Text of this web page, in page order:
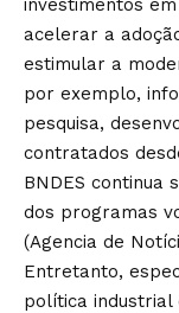
investimentos
acelerar a
estimular a
por exemplo,
pesquisa,
contratados
BNDES continua
dos programas
(Agencia de
Entretanto,
política industrial